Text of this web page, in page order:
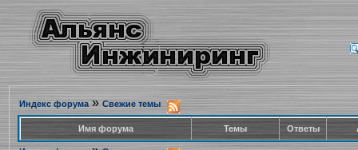
Индекс форума» Свежие темы
Имя форума Темы Ответы